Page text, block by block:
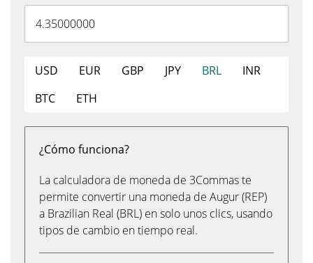
USD EUR GBP JPY BRL
INR
BTC
ETH
¿Cómo funciona?
La calculadora de moneda de 3Commas te
permite convertir una moneda de Augur (REP)
a Brazilian Real (BRL) en solo unos clics, usando
tipos de cambio en tiempo real.